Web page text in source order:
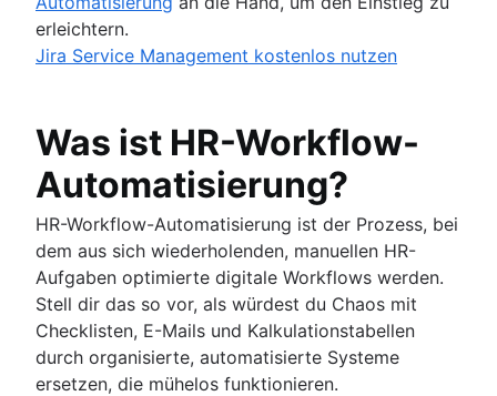
HR-Wissensmanagement
HR-Workflow-Automatisierung
Überblick
DevOps vs. ITIL
Leitfaden zur ITIL-Servicestrategie
ITIL-Serviceüberführung
Kontinuierliche Serviceverbesserung
IT-Operations
Überblick
IT-Infrastrukturmanagement
Netzwerkinfrastruktur
IT-Operations Management
Überblick
System-Upgrade
Servicezuordnung
Application Dependency Mapping
IT-Infrastruktur
IT Governance
erleichtern.
Jira Service Management kostenlos nutzen
Was ist HR-Workflow-
Automatisierung?
HR-Workflow-Automatisierung ist der Prozess, bei
dem aus sich wiederholenden, manuellen HR-
Aufgaben optimierte digitale Workflows werden.
Stell dir das so vor, als würdest du Chaos mit
Checklisten, E-Mails und Kalkulationstabellen
durch organisierte, automatisierte Systeme
ersetzen, die mühelos funktionieren.